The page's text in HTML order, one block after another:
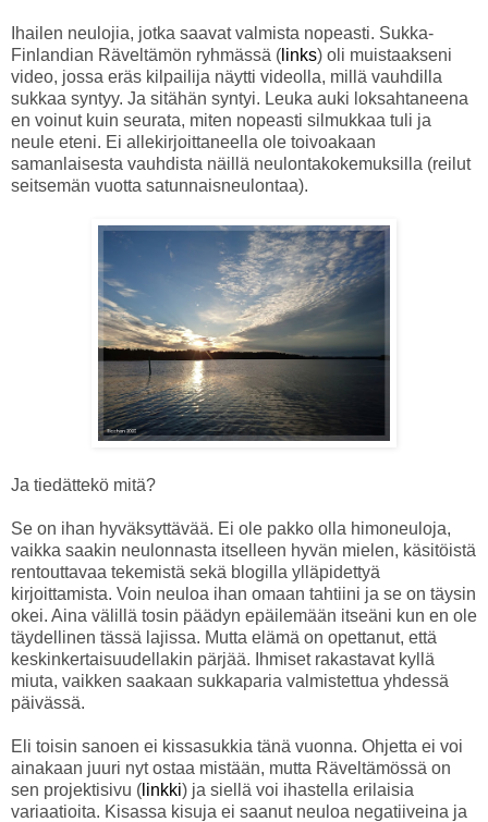
Ihailen neulojia, jotka saavat valmista nopeasti. Sukka-
Finlandian Räveltämön ryhmässä ( links) oli muistaakseni
video, jossa eräs kilpailija näytti videolla, millä vauhdilla
sukkaa syntyy. Ja sitähän syntyi. Leuka auki loksahtaneena
en voinut kuin seurata, miten nopeasti silmukkaa tuli ja
neule eteni. Ei allekirjoittaneella ole toivoakaan
samanlaisesta vauhdista näillä neulontakokemuksilla (reilut
seitsemän vuotta satunnaisneulontaa).
Ja tiedättekö mitä?
Se on ihan hyväksyttävää. Ei ole pakko olla himoneuloja,
vaikka saakin neulonnasta itselleen hyvän mielen, käsitöistä
rentouttavaa tekemistä sekä blogilla ylläpidettyä
kirjoittamista. Voin neuloa ihan omaan tahtiini ja se on täysin
okei. Aina välillä tosin päädyn epäilemään itseäni kun en ole
täydellinen tässä lajissa. Mutta elämä on opettanut, että
keskinkertaisuudellakin pärjää. Ihmiset rakastavat kyllä
miuta, vaikken saakaan sukkaparia valmistettua yhdessä
päivässä.
Eli toisin sanoen ei kissasukkia tänä vuonna. Ohjetta ei voi
ainakaan juuri nyt ostaa mistään, mutta Räveltämössä on
sen projektisivu ( linkki) ja siellä voi ihastella erilaisia
variaatioita. Kisassa kisuja ei saanut neuloa negatiiveina ja